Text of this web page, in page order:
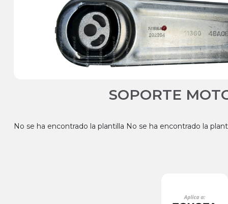
SOPORTE
No se ha encontrado la plantilla No se ha encontrado la